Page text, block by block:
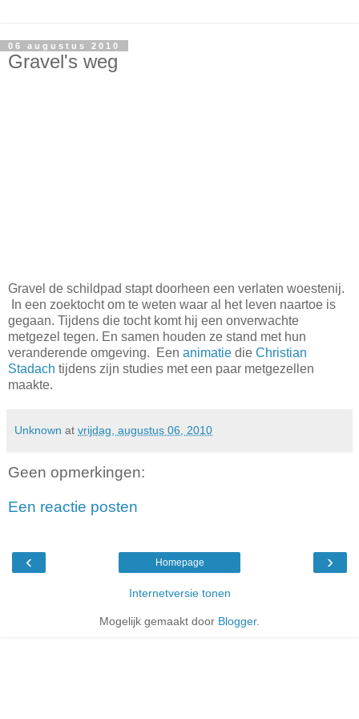
06 augustus 2010
Gravel's weg
Gravel de schildpad stapt doorheen een verlaten woestenij.
In een zoektocht om te weten waar al het leven naartoe is
gegaan. Tijdens die tocht komt hij een onverwachte
metgezel tegen. En samen houden ze stand met hun
veranderende omgeving. Een animatie die Christian
Stadach tijdens zijn studies met een paar metgezellen
maakte.
Unknown at vrijdag, augustus 06, 2010
Geen opmerkingen:
Een reactie posten
‹ ›
Homepage
Internetversie tonen
Mogelijk gemaakt door Blogger.